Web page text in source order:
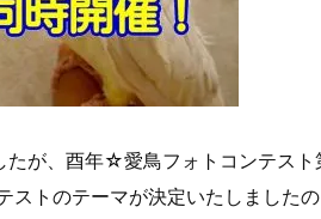
が、酉年☆愛鳥フォトコンテスト
ストのテーマが決定いたしましたの